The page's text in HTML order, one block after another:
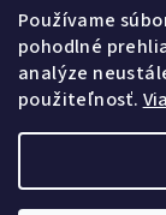
Používame
pohodlné
analýze
použiteľnosť.
Prihlásiť sa